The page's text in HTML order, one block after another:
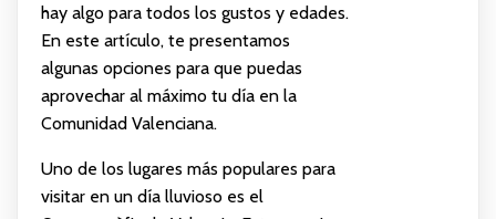
hay algo para todos los gustos y edades.
En este artículo, te presentamos
algunas opciones para que puedas
aprovechar al máximo tu día en la
Comunidad Valenciana.
Uno de los lugares más populares para
visitar en un día lluvioso es el